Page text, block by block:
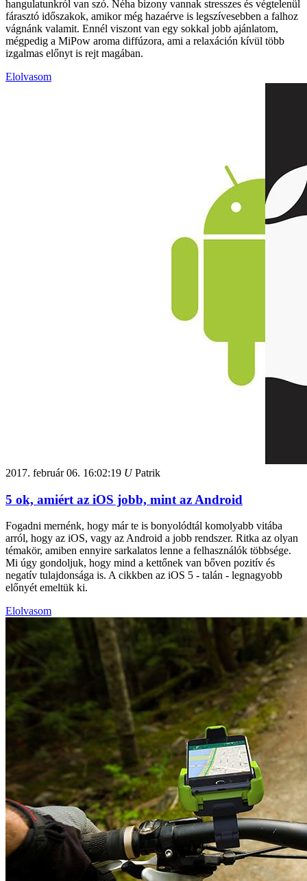
hangulatunkról van szó. Néha bizony vannak stresszes és végtelenül
fárasztó időszakok, amikor még hazaérve is legszívesebben a falhoz
vágnánk valamit. Ennél viszont van egy sokkal jobb ajánlatom,
mégpedig a MiPow aroma diffúzora, ami a relaxáción kívül több
izgalmas előnyt is rejt magában.
Elolvasom
2017. február 06. 16:02:19 UPatrik
5 ok, amiért az iOS jobb, mint az Android
Fogadni mernénk, hogy már te is bonyolódtál komolyabb vitába
arról, hogy az iOS, vagy az Android a jobb rendszer. Ritka az olyan
témakör, amiben ennyire sarkalatos lenne a felhasználók többsége.
Mi úgy gondoljuk, hogy mind a kettőnek van bőven pozitív és
negatív tulajdonsága is. A cikkben az iOS 5 - talán - legnagyobb
előnyét emeltük ki.
Elolvasom